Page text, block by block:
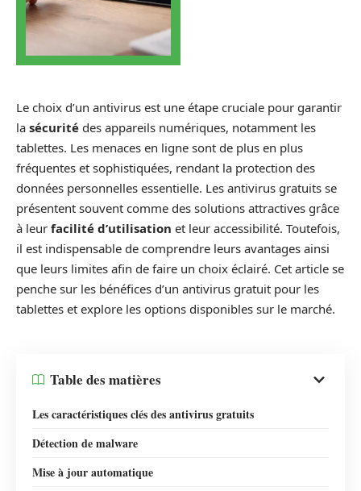
Le choix d’un antivirus est une étape cruciale pour garantir
la sécurité des appareils numériques, notamment les
tablettes. Les menaces en ligne sont de plus en plus
fréquentes et sophistiquées, rendant la protection des
données personnelles essentielle. Les antivirus gratuits se
présentent souvent comme des solutions attractives grâce
à leur facilité d’utilisation et leur accessibilité. Toutefois,
il est indispensable de comprendre leurs avantages ainsi
que leurs limites afin de faire un choix éclairé. Cet article se
penche sur les bénéfices d’un antivirus gratuit pour les
tablettes et explore les options disponibles sur le marché.
Table des matières
Les caractéristiques clés des antivirus gratuits
Détection de malware
Mise à jour automatique